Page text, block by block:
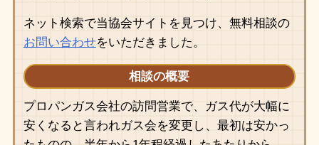
ネット検索で当協会サイトを見つけ、無料相談の
お問い合わせをいただきました。
相談の概要
プロパンガス会社の訪問営業で、ガス代が大幅に
安くなると言われガス会を変更し、最初は安かっ